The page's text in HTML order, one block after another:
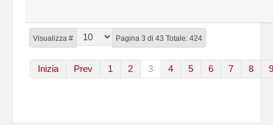
Visualizza # Pagina 3 di 43 Totale: 424
Inizia Prev 1 2 3 4 5 6 7 8 9